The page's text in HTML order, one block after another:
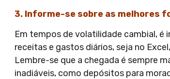
3. Informe-se sobre as melhores
Em tempos de volatilidade cambial, é
receitas e gastos diários, seja no
Lembre-se que a chegada é sempre
inadiáveis, como depósitos para